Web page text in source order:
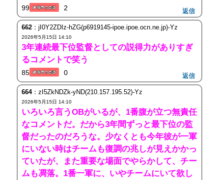
99 2 返信
662：jI0Y2ZDIz-hZG(p6919145-ipoe.ipoe.ocn.ne.jp)-Yz
2026年5月15日 14:10
3年連続最下位監督としての説得力がありすぎ
るコメントで笑う
85 0 返信
664：zI5ZkNDZk-yND(210.157.195.52)-Yz
2026年5月15日 14:10
いろいろ言うOBがいるが、1番腹が立つ無責任
なコメントだ。だから3年間ずっと最下位の監
督だったのだろうな。少なくとも今年彼が一軍
にいない時はチームも復調の兆しが見えかかっ
ていたが、また重要な場面でやらかして、チー
ムも凋落。1番一軍に、いやチームにいて欲し